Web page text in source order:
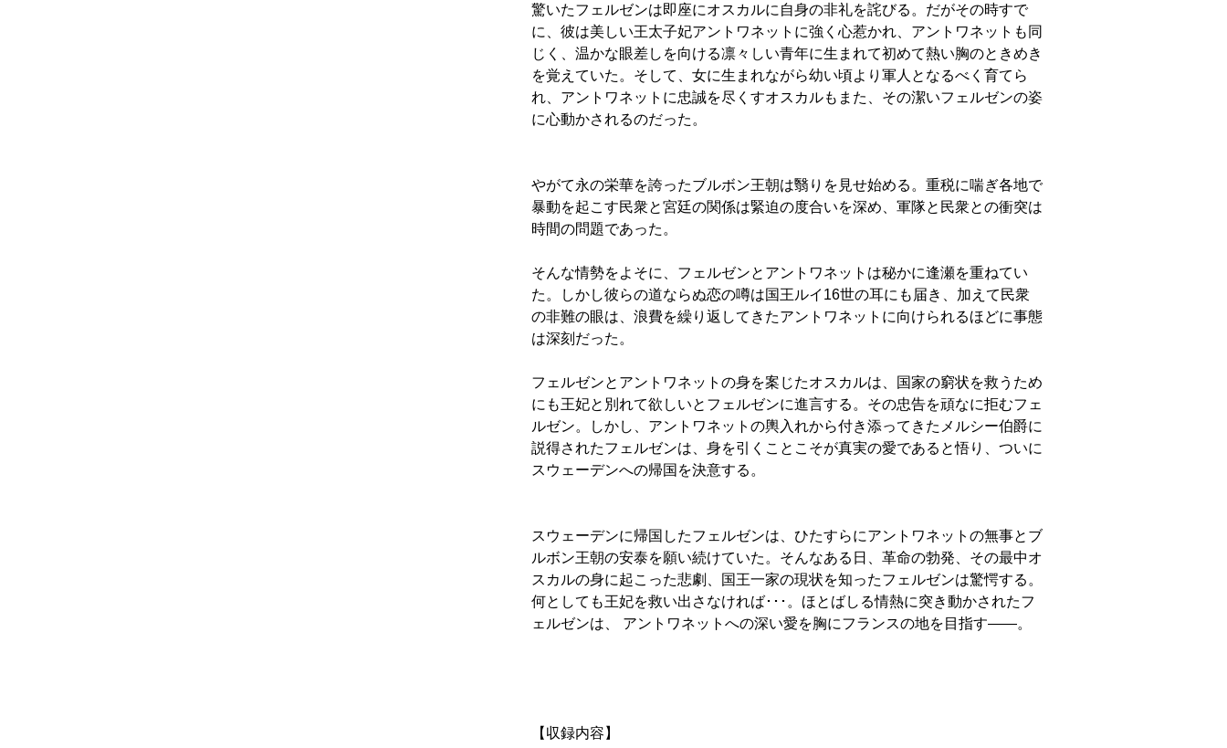
驚いたフェルゼンは即座にオスカルに自身の非礼を詫びる。だがその時すで
に、彼は美しい王太子妃アントワネットに強く心惹かれ、アントワネットも同
じく、温かな眼差しを向ける凛々しい青年に生まれて初めて熱い胸のときめき
を覚えていた。そして、女に生まれながら幼い頃より軍人となるべく育てら
れ、アントワネットに忠誠を尽くすオスカルもまた、その潔いフェルゼンの姿
に心動かされるのだった。
やがて永の栄華を誇ったブルボン王朝は翳りを見せ始める。重税に喘ぎ各地で
暴動を起こす民衆と宮廷の関係は緊迫の度合いを深め、軍隊と民衆との衝突は
時間の問題であった。
そんな情勢をよそに、フェルゼンとアントワネットは秘かに逢瀬を重ねてい
た。しかし彼らの道ならぬ恋の噂は国王ルイ16世の耳にも届き、加えて民衆
の非難の眼は、浪費を繰り返してきたアントワネットに向けられるほどに事態
は深刻だった。
フェルゼンとアントワネットの身を案じたオスカルは、国家の窮状を救うため
にも王妃と別れて欲しいとフェルゼンに進言する。その忠告を頑なに拒むフェ
ルゼン。しかし、アントワネットの輿入れから付き添ってきたメルシー伯爵に
説得されたフェルゼンは、身を引くことこそが真実の愛であると悟り、ついに
スウェーデンへの帰国を決意する。
スウェーデンに帰国したフェルゼンは、ひたすらにアントワネットの無事とブ
ルボン王朝の安泰を願い続けていた。そんなある日、革命の勃発、その最中オ
スカルの身に起こった悲劇、国王一家の現状を知ったフェルゼンは驚愕する。
何としても王妃を救い出さなければ･･･。ほとばしる情熱に突き動かされたフ
ェルゼンは、 アントワネットへの深い愛を胸にフランスの地を目指す――。
【収録内容】